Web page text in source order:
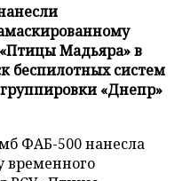
Мадьяра» в
беспилотных систем
«Днепр»
ФАБ-500 нанесла
временного